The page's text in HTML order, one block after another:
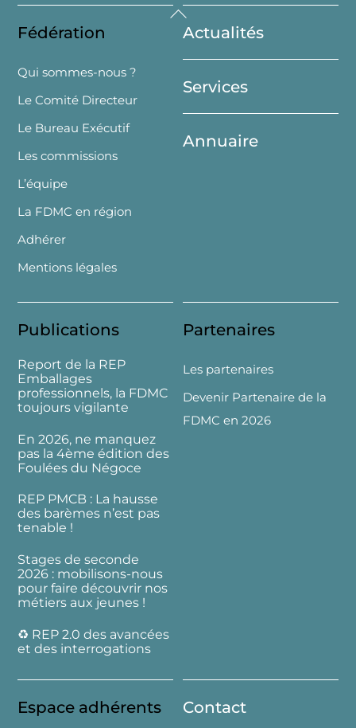
Back
To
Top
Fédération
Qui sommes-nous ?
Le Comité Directeur
Le Bureau Exécutif
Les commissions
L’équipe
La FDMC en région
Adhérer
Mentions légales
Actualités
Services
Annuaire
Publications
Report de la REP
Emballages
professionnels, la FDMC
toujours vigilante
En 2026, ne manquez
pas la 4ème édition des
Foulées du Négoce
REP PMCB : La hausse
des barèmes n’est pas
tenable !
Stages de seconde
2026 : mobilisons-nous
pour faire découvrir nos
métiers aux jeunes !
♻️ REP 2.0 des avancées
et des interrogations
Partenaires
Les partenaires
Devenir Partenaire de la
FDMC en 2026
Espace adhérents Contact